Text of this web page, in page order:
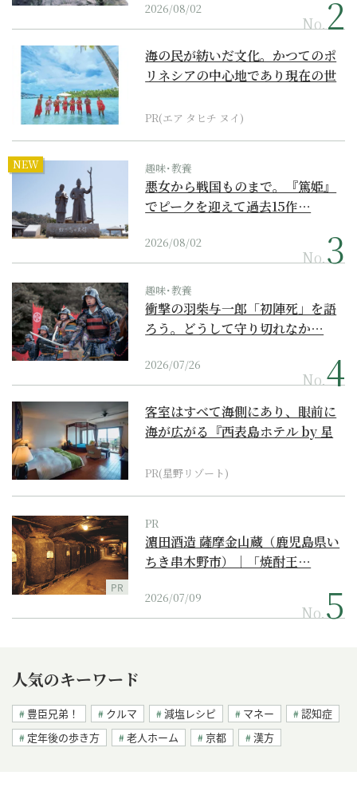
2026/08/02
No.
海の民が紡いだ文化。かつてのポ
リネシアの中心地であり現在の世
PR(エア タヒチ ヌイ)
NEW 趣味･教養
悪女から戦国ものまで。『篤姫』
でピークを迎えて過去15作…
2026/08/02
No.
趣味･教養
衝撃の羽柴与一郎「初陣死」を語
ろう。どうして守り切れなか…
2026/07/26
No.
客室はすべて海側にあり、眼前に
海が広がる『西表島ホテル by 星
PR(星野リゾート)
PR
PR
濵田酒造 薩摩金山蔵（鹿児島県い
ちき串木野市）｜「焼酎王…
2026/07/09
No.
人気のキーワード
豊臣兄弟！ クルマ 減塩レシピ マネー
認知症
定年後の歩き方
老人ホーム 京都 漢方